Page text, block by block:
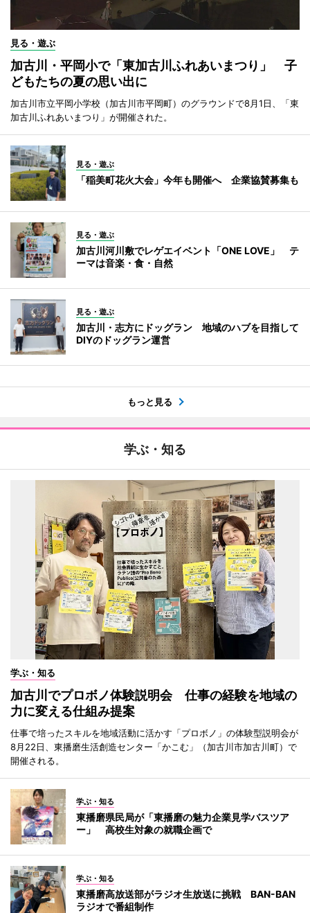
見る・遊ぶ
加古川・平岡小で「東加古川ふれあいまつり」 子
どもたちの夏の思い出に
加古川市立平岡小学校（加古川市平岡町）のグラウンドで8月1日、「東
加古川ふれあいまつり」が開催された。
見る・遊ぶ
「稲美町花火大会」今年も開催へ 企業協賛募集も
見る・遊ぶ
加古川河川敷でレゲエイベント「ONE LOVE」 テ
ーマは音楽・食・自然
見る・遊ぶ
加古川・志方にドッグラン 地域のハブを目指して
DIYのドッグラン運営
もっと見る
学ぶ・知る
学ぶ・知る
加古川でプロボノ体験説明会 仕事の経験を地域の
力に変える仕組み提案
仕事で培ったスキルを地域活動に活かす「プロボノ」の体験型説明会が
8月22日、東播磨生活創造センター「かこむ」（加古川市加古川町）で
開催される。
学ぶ・知る
東播磨県民局が「東播磨の魅力企業見学バスツア
ー」 高校生対象の就職企画で
学ぶ・知る
東播磨高放送部がラジオ生放送に挑戦 BAN-BAN
ラジオで番組制作